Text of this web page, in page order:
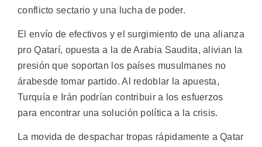
conflicto sectario y una lucha de poder.
El envío de efectivos y el surgimiento de una alianza
pro Qatarí, opuesta a la de Arabia Saudita, alivian la
presión que soportan los países musulmanes no
árabesde tomar partido. Al redoblar la apuesta,
Turquía e Irán podrían contribuir a los esfuerzos
para encontrar una solución política a la crisis.
La movida de despachar tropas rápidamente a Qatar